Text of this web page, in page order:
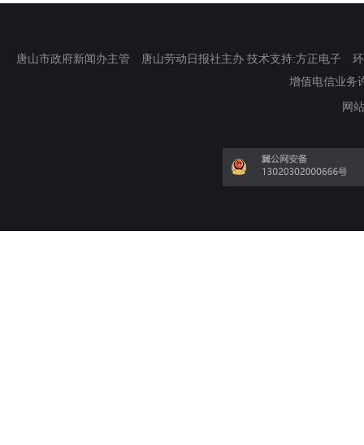
唐山市政府新闻办主管 唐山劳动日报社主办 技术支持:方正电子
增值电信业务
网